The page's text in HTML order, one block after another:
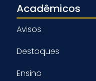
Acadêmicos
Avisos
Destaques
Ensino